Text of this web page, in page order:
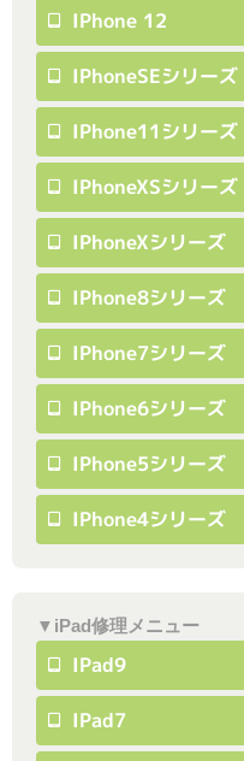
IPhone 12
IPhoneSEシリーズ
IPhone11シリーズ
IPhoneXSシリーズ
IPhoneXシリーズ
IPhone8シリーズ
IPhone7シリーズ
IPhone6シリーズ
IPhone5シリーズ
IPhone4シリーズ
▼iPad修理メニュー
IPad9
IPad7